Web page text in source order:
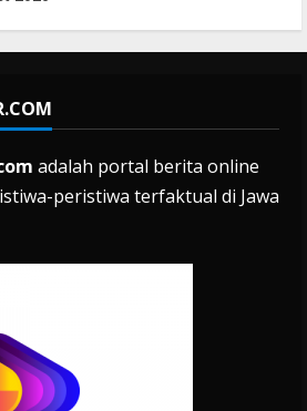
adalah portal berita online
peristiwa terfaktual di Jawa